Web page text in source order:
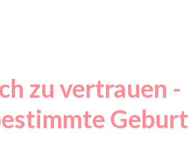
zu vertrauen -
Geburt